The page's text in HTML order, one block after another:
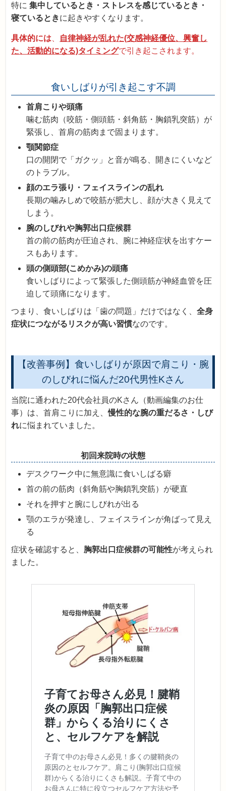
特に集中しているとき・ストレスを感じているとき・
寝ているときに起きやすくなります。
具体的には
自律神経が乱れた(交感神経優位、興奮し
た、活動的になる)タイミングで引き起こされます。
食いしばりが引き起こす不調
首肩こりや頭痛
噛む筋肉（咬筋・側頭筋・斜角筋・胸鎖乳突筋）が
緊張し、首肩の筋肉まで固まります。
顎関節症
口の開閉で「ガクッ」と音が鳴る、開きにくいなど
のトラブル。
顔のエラ張り・フェイスラインの乱れ
長期の噛みしめで咬筋が肥大し、顔が大きく見えて
しまう。
腕のしびれや胸郭出口症候群
首の前の筋肉が圧迫され、腕に神経症状を出すケー
スもあります。
頭の側頭部(こめかみ)の頭痛
食いしばりによって緊張した側頭筋が神経血管を圧
迫して頭痛になります。
つまり、食いしばりは「歯の問題」だけではなく、全身
症状につながるリスクが高い習慣なのです。
【改善事例】食いしばりが原因で肩こり・腕
のしびれに悩んだ20代男性Kさん
当院に通われた20代会社員のKさん（動画編集のお仕
事）は、首肩こりに加え、慢性的な腕の重だるさ・しび
れに悩まれていました。
初回来院時の状態
デスクワーク中に無意識に食いしばる癖
首の前の筋肉（斜角筋や胸鎖乳突筋）が硬直
それを押すと腕にしびれが出る
顎のエラが発達し、フェイスラインが角ばって見え
る
症状を確認すると、 胸郭出口症候群の可能性が考えられ
ました。